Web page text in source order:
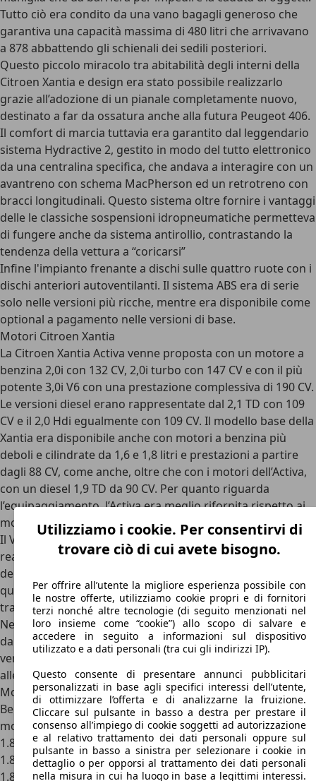
Tutto ciò era condito da una vano bagagli generoso che
garantiva una capacità massima di 480 litri che arrivavano
a 878 abbattendo gli schienali dei sedili posteriori.
Questo piccolo miracolo tra abitabilità degli interni della
Citroen Xantia e design era stato possibile realizzarlo
grazie all’adozione di un pianale completamente nuovo,
destinato a far da ossatura anche alla futura Peugeot 406.
Il comfort di marcia tuttavia era garantito dal leggendario
sistema Hydractive 2, gestito in modo del tutto elettronico
da una centralina specifica, che andava a interagire con un
avantreno con schema MacPherson ed un retrotreno con
bracci longitudinali. Questo sistema oltre fornire i vantaggi
delle le classiche sospensioni idropneumatiche permetteva
di fungere anche da sistema antirollio, contrastando la
tendenza della vettura a “coricarsi”
Infine l'impianto frenante a dischi sulle quattro ruote con i
dischi anteriori autoventilanti. Il sistema ABS era di serie
solo nelle versioni più ricche, mentre era disponibile come
optional a pagamento nelle versioni di base.
Motori Citroen Xantia
La Citroen Xantia Activa venne proposta con un motore a
benzina 2,0i con 132 CV, 2,0i turbo con 147 CV e con il più
potente 3,0i V6 con una prestazione complessiva di 190 CV.
Le versioni diesel erano rappresentate dal 2,1 TD con 109
CV e il 2,0 Hdi egualmente con 109 CV. Il modello base della
Xantia era disponibile anche con motori a benzina più
deboli e cilindrate da 1,6 e 1,8 litri e prestazioni a partire
dagli 88 CV, come anche, oltre che con i motori dell’Activa,
con un diesel 1,9 TD da 90 CV. Per quanto riguarda
l’equipaggiamento, l’Activa era meglio rifornita rispetto ai
modelli base Citroen Xantia.
Il V6 fu proposto all’inizio del 1997, questo propulsore fu
realizzato in collaborazione con Renault e rappresenta uno
dei propulsori più ricercati per questo modello. Purtroppo
questo motore fu proposto solo in alcuni mercati italiani
tra cui inizialmente non figurava quello italiano.
Nello stesso periodo il motore da 1.6 litri venne sostituito
da un 1.8 monoalbero depotenziato a 90 CV. Questa
versione venne sempre proposta unicamente in
allestimento X.
Motori Citroen Xantia
Benzina
motore 1.6i da 88 CV
1.8i X da 90 CV
1.8i da 101 CV
1.8i 16v da 110 CV
Utilizziamo i cookie. Per consentirvi di
trovare ciò di cui avete bisogno.
Per offrire all’utente la migliore esperienza possibile con
le nostre offerte, utilizziamo cookie propri e di fornitori
terzi nonché altre tecnologie (di seguito menzionati nel
loro insieme come “cookie”) allo scopo di salvare e
accedere in seguito a informazioni sul dispositivo
utilizzato e a dati personali (tra cui gli indirizzi IP).
Questo consente di presentare annunci pubblicitari
personalizzati in base agli specifici interessi dell’utente,
di ottimizzare l’offerta e di analizzarne la fruizione.
Cliccare sul pulsante in basso a destra per prestare il
consenso all’impiego di cookie soggetti ad autorizzazione
e al relativo trattamento dei dati personali oppure sul
pulsante in basso a sinistra per selezionare i cookie in
dettaglio o per opporsi al trattamento dei dati personali
nella misura in cui ha luogo in base a legittimi interessi.